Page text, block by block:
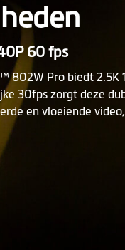
60 fps
802W Pro biedt
30fps zorgt deze
en vloeiende